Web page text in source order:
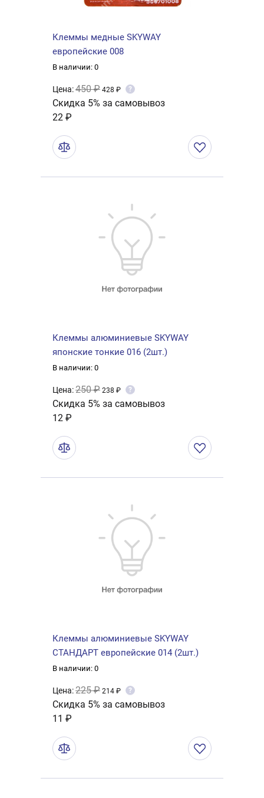
Клеммы медные SKYWAY
европейские 008
В наличии: 0
Цена:450 ₽ 428 ₽ ?
Скидка 5% за самовывоз
22 ₽
Клеммы алюминиевые SKYWAY
японские тонкие 016 (2шт.)
В наличии: 0
Цена:250 ₽ 238 ₽ ?
Скидка 5% за самовывоз
12 ₽
Клеммы алюминиевые SKYWAY
СТАНДАРТ европейские 014 (2шт.)
В наличии: 0
Цена:225 ₽ 214 ₽ ?
Скидка 5% за самовывоз
11 ₽